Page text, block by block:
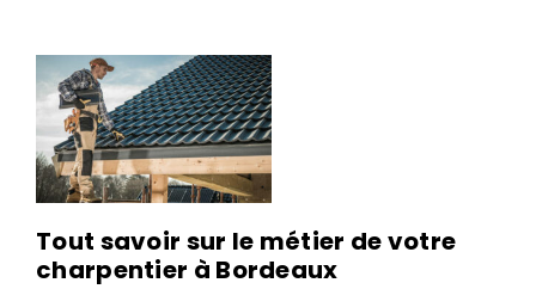
Tout savoir sur le métier de votre
charpentier à Bordeaux